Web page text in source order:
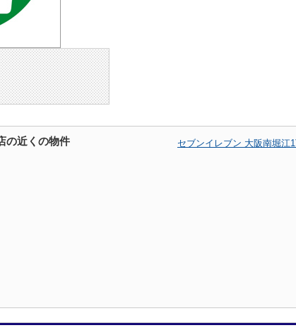
の近くの物件 セブンイレブン 大阪南堀江